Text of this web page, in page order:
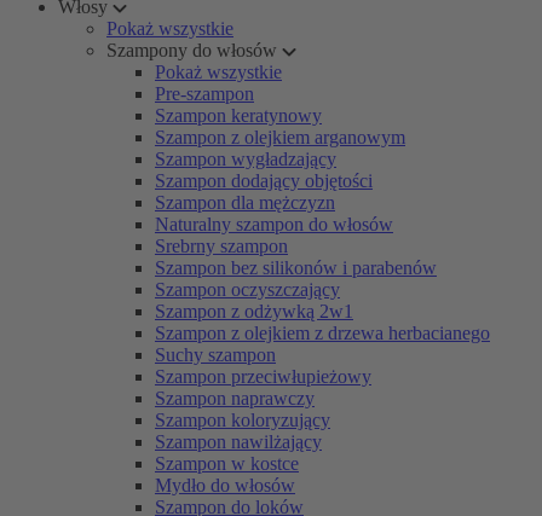
Włosy
Pokaż wszystkie
Szampony do włosów
Pokaż wszystkie
Pre-szampon
Szampon keratynowy
Szampon z olejkiem arganowym
Szampon wygładzający
Szampon dodający objętości
Szampon dla mężczyzn
Naturalny szampon do włosów
Srebrny szampon
Szampon bez silikonów i parabenów
Szampon oczyszczający
Szampon z odżywką 2w1
Szampon z olejkiem z drzewa herbacianego
Suchy szampon
Szampon przeciwłupieżowy
Szampon naprawczy
Szampon koloryzujący
Szampon nawilżający
Szampon w kostce
Mydło do włosów
Szampon do loków